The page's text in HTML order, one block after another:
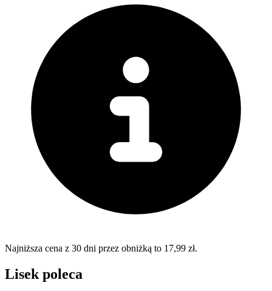
Najniższa cena z 30 dni przez obniżką to 17,99 zł.
Lisek poleca